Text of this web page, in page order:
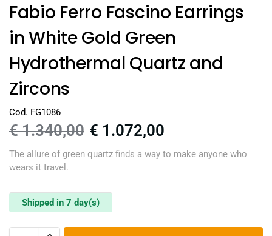
Fabio Ferro Fascino Earrings
in White Gold Green
Hydrothermal Quartz and
Zircons
Cod. FG1086
€1.340,00 € 1.072,00
The allure of green quartz finds a way to make anyone who
wears it travel.
Shipped in 7 day(s)